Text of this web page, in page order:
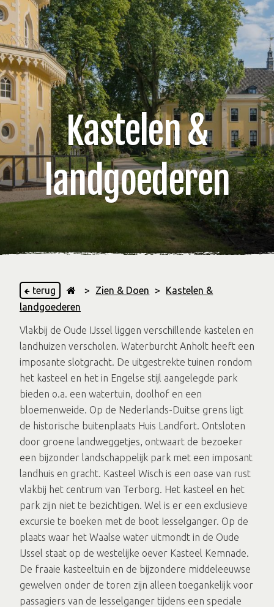
Kastelen &
landgoederen
terug > Zien & Doen >
Kastelen &
landgoederen
Vlakbij de Oude IJssel liggen verschillende kastelen en
landhuizen verscholen. Waterburcht Anholt heeft een
imposante slotgracht. De uitgestrekte tuinen rondom
het kasteel en het in Engelse stijl aangelegde park
bieden o.a. een watertuin, doolhof en een
bloemenweide. Op de Nederlands-Duitse grens ligt
de historische buitenplaats Huis Landfort. Ontsloten
door groene landweggetjes, ontwaart de bezoeker
een bijzonder landschappelijk park met een imposant
landhuis en gracht. Kasteel Wisch is een oase van rust
vlakbij het centrum van Terborg. Het kasteel en het
park zijn niet te bezichtigen. Wel is er een exclusieve
excursie te boeken met de boot Iesselganger. Op de
plaats waar het Waalse water uitmondt in de Oude
IJssel staat op de westelijke oever Kasteel Kemnade.
De fraaie kasteeltuin en de bijzondere middeleeuwse
gewelven onder de toren zijn alleen toegankelijk voor
passagiers van de Iesselganger tijdens een speciale